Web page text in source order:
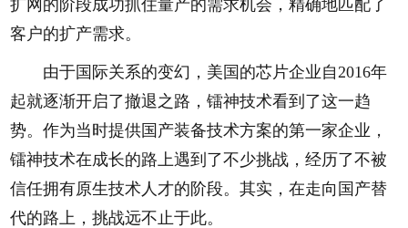
扩网的阶段成功抓住量产的需求机会，精确地匹配了
客户的扩产需求。
由于国际关系的变幻，美国的芯片企业自2016年
起就逐渐开启了撤退之路，镭神技术看到了这一趋
势。作为当时提供国产装备技术方案的第一家企业，
镭神技术在成长的路上遇到了不少挑战，经历了不被
信任拥有原生技术人才的阶段。其实，在走向国产替
代的路上，挑战远不止于此。